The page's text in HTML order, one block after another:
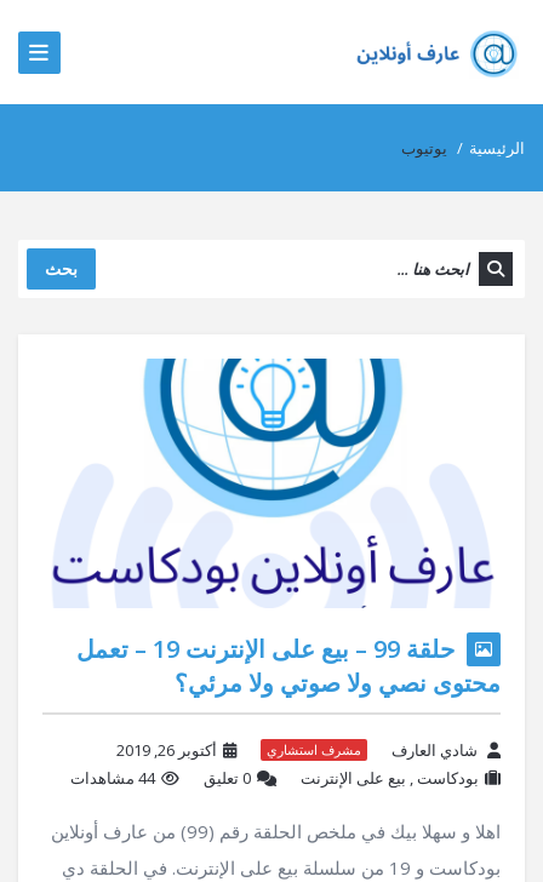
الرئيسية / يوتيوب
بحث
حلقة 99 – بيع على الإنترنت 19 – تعمل
محتوى نصي ولا صوتي ولا مرئي؟
شادي العارف مشرف استشاري
أكتوبر 26, 2019
بودكاست, بيع على الإنترنت ‫0 تعليق 44 مشاهدات
اهلا و سهلا بيك في ملخص الحلقة رقم (99) من عارف أونلاين
بودكاست و 19 من سلسلة بيع على الإنترنت. في الحلقة دي